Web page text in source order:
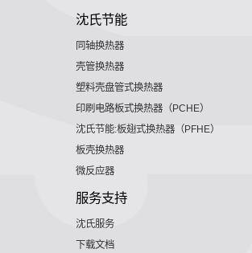
沈氏节能
同轴换热器
壳管换热器
塑料壳盘管式换热器
印刷电路板式换热器（PCHE）
沈氏节能:板翅式换热器（PFHE）
板壳换热器
微反应器
服务支持
沈氏服务
下载文档